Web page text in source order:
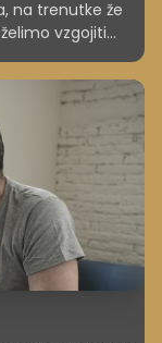
na trenutke že
vzgojiti
pravila naj bi
A
ponujajo nove
stilov, ki
A pozor –
standarde,